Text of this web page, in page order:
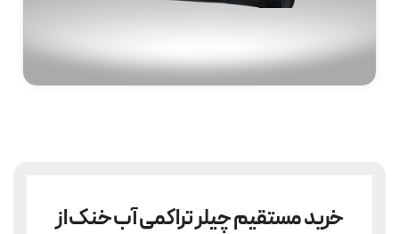
خرید مستقیم چیلر تراکمی آب خنک از